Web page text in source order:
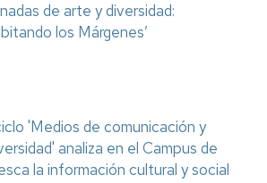
de arte y diversidad:
los Márgenes’
'Medios de comunicación y
analiza en el Campus de
la información cultural y social